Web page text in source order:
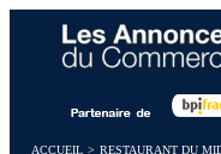
ACCUEIL > RESTAURANT DU
Panneau de gestion des